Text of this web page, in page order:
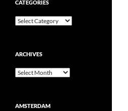
CATEGORIES
Categories
ARCHIVES
Archives
AMSTERDAM